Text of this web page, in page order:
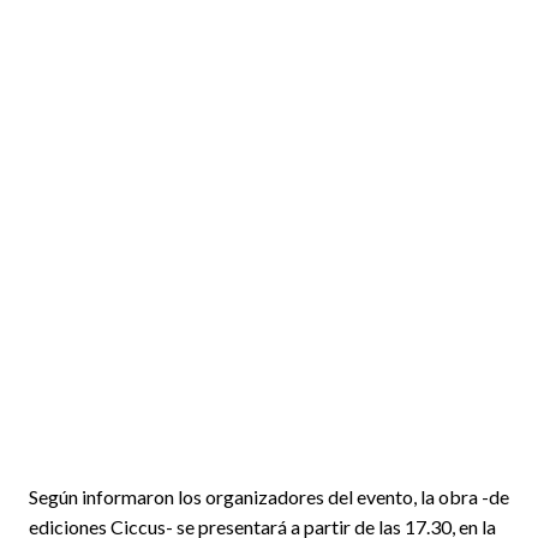
Según informaron los organizadores del evento, la obra -de
ediciones Ciccus- se presentará a partir de las 17.30, en la